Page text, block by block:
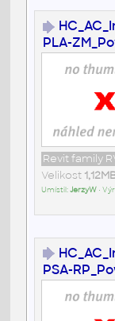
PLA-
Revit family
Velikost
Umístil:JerzyW•
PSA-